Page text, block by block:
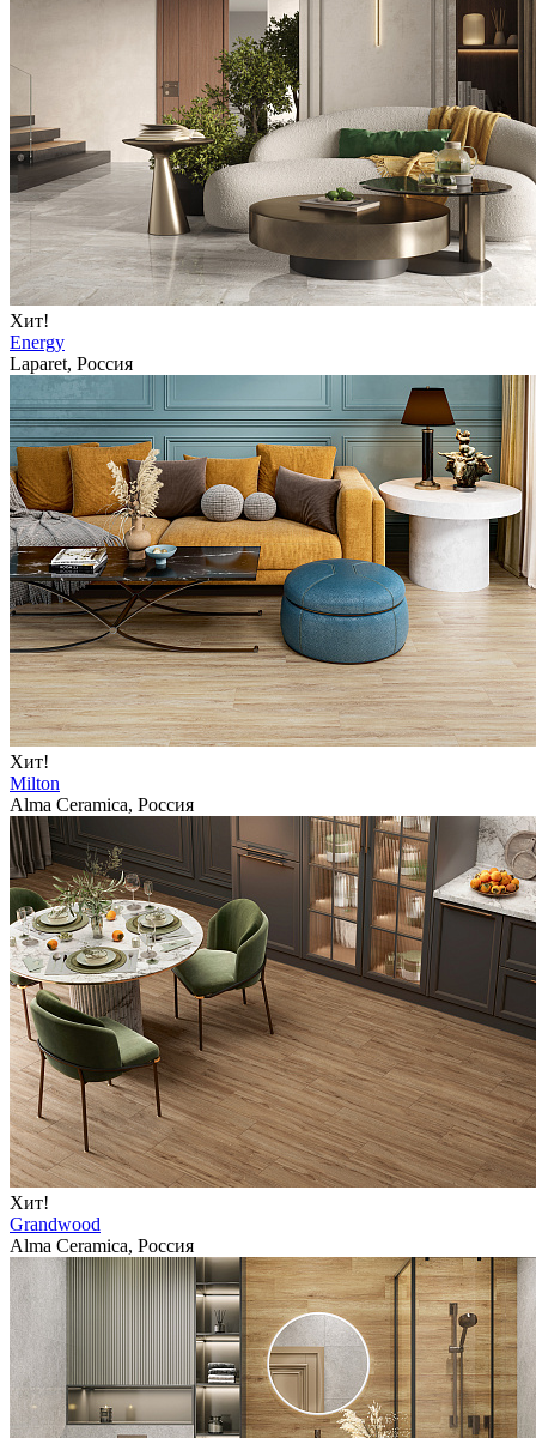
Хит!
Energy
Laparet, Россия
Хит!
Milton
Alma Ceramica, Россия
Хит!
Grandwood
Alma Ceramica, Россия